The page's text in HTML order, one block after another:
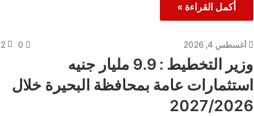
أكمل القراءة »
أغسطس 4, 2026 0
2
وزير التخطيط : 9.9 مليار جنيه
استثمارات عامة بمحافظة البحيرة خلال
2027/2026